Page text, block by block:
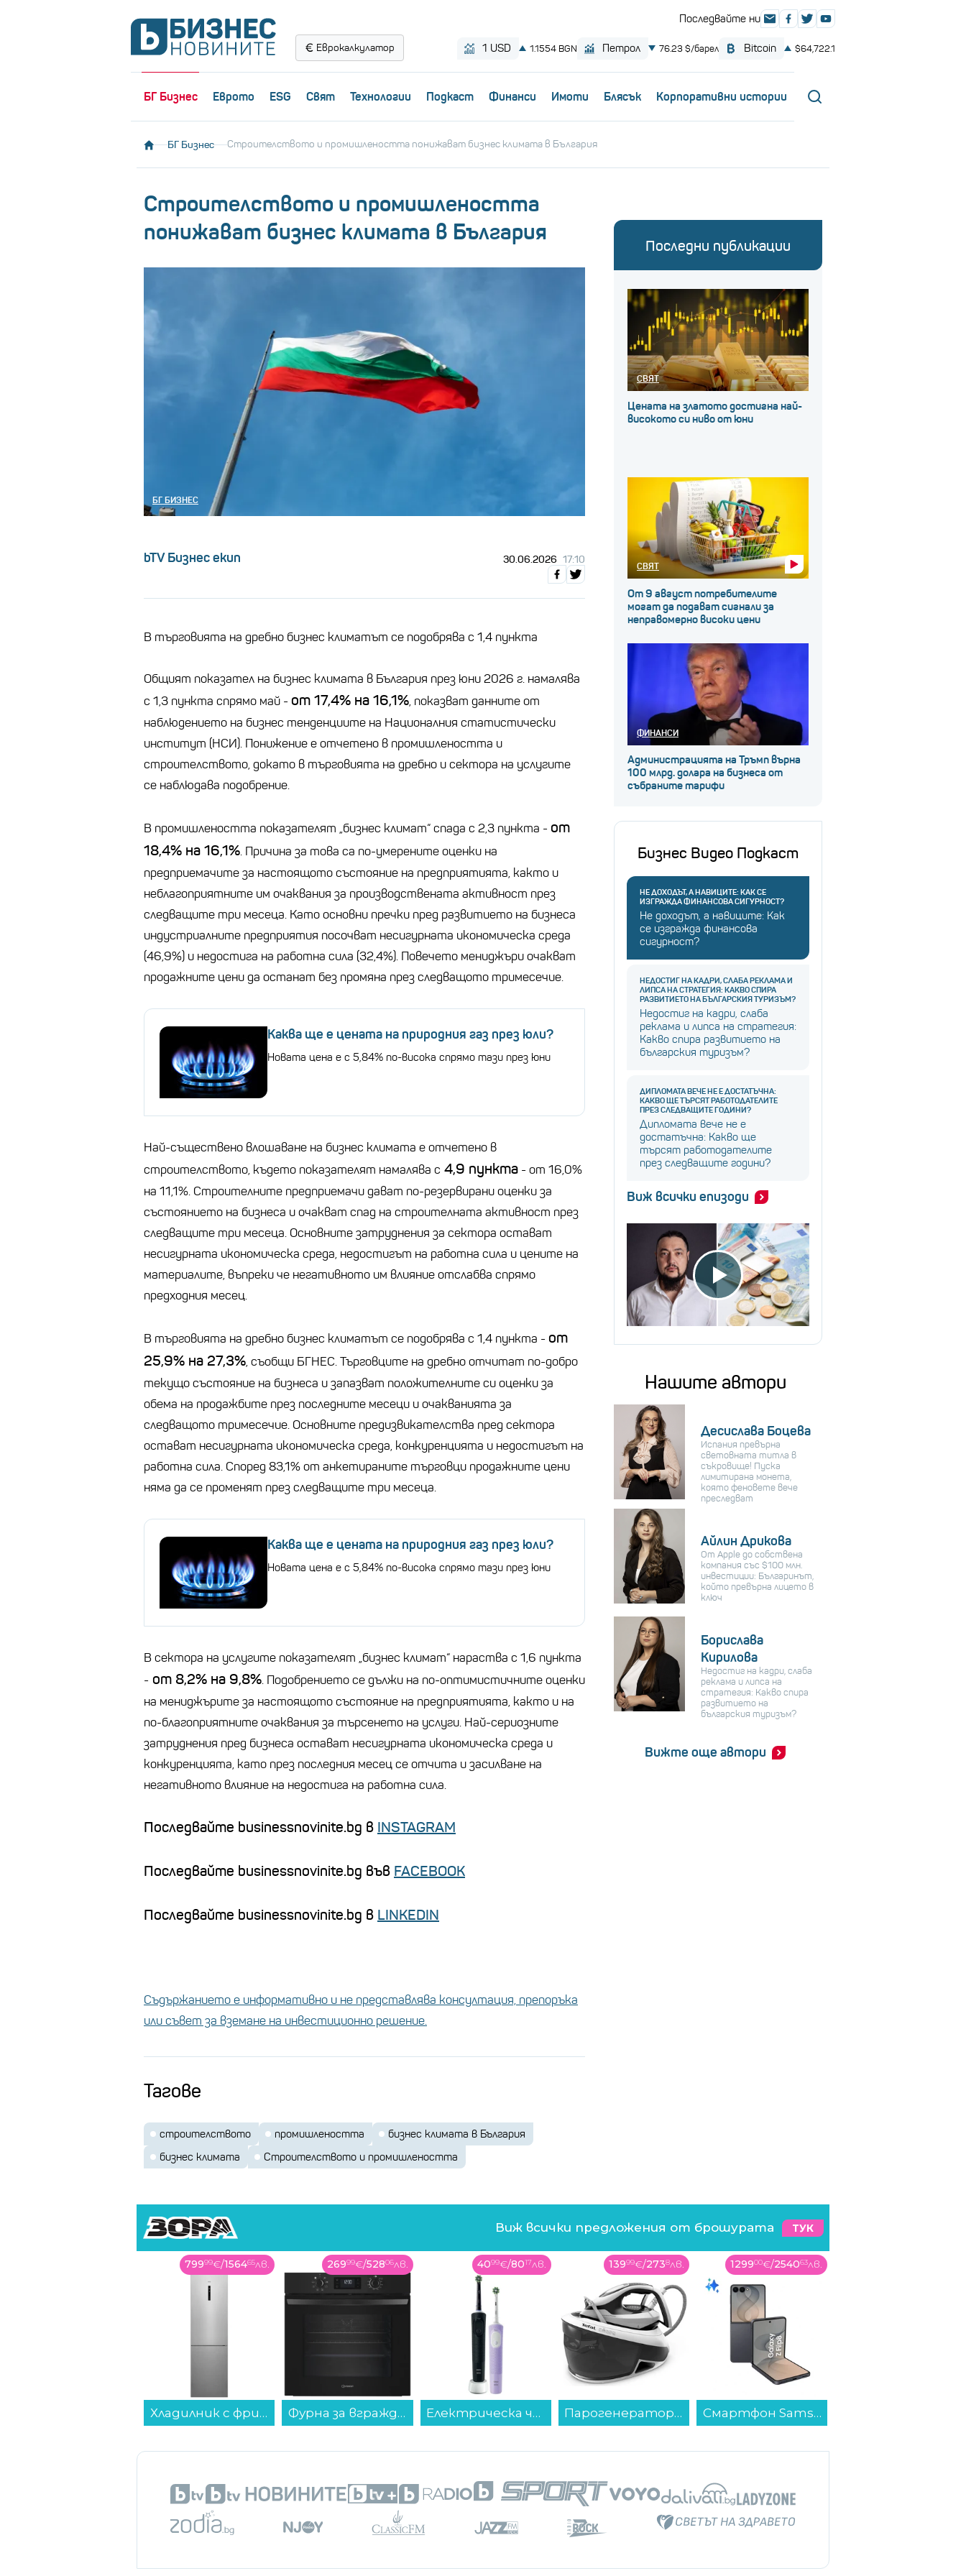
Еврокалкулатор
БГ Бизнес Еврото ESG Свят Технологии Пoдкаст Финанси Имоти Блясък Корпоративни истории
БГ Бизнес Строителството и промишлеността понижават бизнес климата в България
Строителството и промишлеността
понижават бизнес климата в България
БГ БИЗНЕС
bTV Бизнес екип 30.06.2026 17:10
В търговията на дребно бизнес климатът се подобрява с 1,4 пункта
Общият показател на бизнес климата в България през юни 2026 г. намалява
с 1,3 пункта спрямо май - от 17,4% на 16,1%, показват данните от
наблюдението на бизнес тенденциите на Националния статистически
институт (НСИ). Понижение е отчетено в промишлеността и
строителството, докато в търговията на дребно и сектора на услугите
се наблюдава подобрение.
В промишлеността показателят „бизнес климат“ спада с 2,3 пункта - от
18,4% на 16,1%. Причина за това са по-умерените оценки на
предприемачите за настоящото състояние на предприятията, както и
неблагоприятните им очаквания за производствената активност през
следващите три месеца. Като основни пречки пред развитието на бизнеса
индустриалните предприятия посочват несигурната икономическа среда
(46,9%) и недостига на работна сила (32,4%). Повечето мениджъри очакват
продажните цени да останат без промяна през следващото тримесечие.
Каква ще е цената на природния газ през юли?
Новата цена е с 5,84% по-висока спрямо тази през юни
Най-съществено влошаване на бизнес климата е отчетено в
строителството, където показателят намалява с 4,9 пункта - от 16,0%
на 11,1%. Строителните предприемачи дават по-резервирани оценки за
състоянието на бизнеса и очакват спад на строителната активност през
следващите три месеца. Основните затруднения за сектора остават
несигурната икономическа среда, недостигът на работна сила и цените на
материалите, въпреки че негативното им влияние отслабва спрямо
предходния месец.
В търговията на дребно бизнес климатът се подобрява с 1,4 пункта - от
25,9% на 27,3%, съобщи БГНЕС. Търговците на дребно отчитат по-добро
текущо състояние на бизнеса и запазват положителните си оценки за
обема на продажбите през последните месеци и очакванията за
следващото тримесечие. Основните предизвикателства пред сектора
остават несигурната икономическа среда, конкуренцията и недостигът на
работна сила. Според 83,1% от анкетираните търговци продажните цени
няма да се променят през следващите три месеца.
Каква ще е цената на природния газ през юли?
Новата цена е с 5,84% по-висока спрямо тази през юни
В сектора на услугите показателят „бизнес климат“ нараства с 1,6 пункта
- от 8,2% на 9,8%. Подобрението се дължи на по-оптимистичните оценки
на мениджърите за настоящото състояние на предприятията, както и на
по-благоприятните очаквания за търсенето на услуги. Най-сериозните
затруднения пред бизнеса остават несигурната икономическа среда и
конкуренцията, като през последния месец се отчита и засилване на
негативното влияние на недостига на работна сила.
Последвайте businessnovinite.bg в INSTAGRAM
Последвайте businessnovinite.bg във FACEBOOK
Последвайте businessnovinite.bg в LINKEDIN
Съдържанието е информативно и не представлява консултация, препоръка
или съвет за вземане на инвестиционно решение.
Тагове
строителството промишлеността
бизнес климата в България
бизнес климата
Строителството и промишлеността
Последни публикации
СВЯТ
Цената на златото достигна най-
високото си ниво от юни
СВЯТ
От 9 август потребителите
могат да подават сигнали за
неправомерно високи цени
ФИНАНСИ
Администрацията на Тръмп върна
100 млрд. долара на бизнеса от
събраните тарифи
Бизнес Видео Подкаст
НЕ ДОХОДЪТ, А НАВИЦИТЕ: КАК СЕ
ИЗГРАЖДА ФИНАНСОВА СИГУРНОСТ?
Не доходът, а навиците: Как
се изгражда финансова
сигурност?
НЕДОСТИГ НА КАДРИ, СЛАБА РЕКЛАМА И
ЛИПСА НА СТРАТЕГИЯ: КАКВО СПИРА
РАЗВИТИЕТО НА БЪЛГАРСКИЯ ТУРИЗЪМ?
Недостиг на кадри, слаба
реклама и липса на стратегия:
Какво спира развитието на
българския туризъм?
ДИПЛОМАТА ВЕЧЕ НЕ Е ДОСТАТЪЧНА:
КАКВО ЩЕ ТЪРСЯТ РАБОТОДАТЕЛИТЕ
ПРЕЗ СЛЕДВАЩИТЕ ГОДИНИ?
Дипломата вече не е
достатъчна: Какво ще
търсят работодателите
през следващите години?
Виж всички епизоди
Нашите автори
Десислава Боцева
Испания превърна
световната титла в
съкровище! Пуска
лимитирана монета,
която феновете вече
преследват
Айлин Дрикова
От Apple до собствена
компания със $100 млн.
инвестиции: Българинът,
който превърна лицето в
ключ
Борислава
Кирилова
Недостиг на кадри, слаба
реклама и липса на
стратегия: Какво спира
развитието на
българския туризъм?
Вижте още автори
Виж всички предложения от брошурата ТУК
79999€/156465лв.
Хладилник с фризер AEG RCB736E7MX*** , 367 l, E , No Frost , Инокс...
26999€/52806лв.
Фурна за вграждане Indesit IO K58HS B , 71 , Hydrolitic , А+ , Механично...
4099€/8017лв.
Електрическа четка за зъби Oral B Vit Pro Bl+Lil...
13999€/2738лв.
Парогенератор Tefal SV8130E0...
129900€/254063лв.
Смартфон Samsung GALAXY Z FLIP8 256GB GRAPHITE SM-F776BZKG , 12 GB, 256 GB...